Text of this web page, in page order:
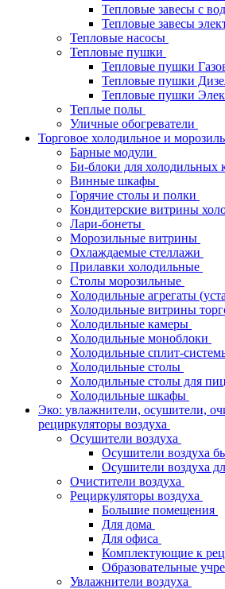
Тепловые завесы с
Тепловые завесы
Тепловые насосы
Тепловые пушки
Тепловые пушки
Тепловые пушки
Тепловые пушки
Теплые полы
Уличные обогреватели
Торговое холодильное и
Барные модули
Би-блоки для холодильных
Винные шкафы
Горячие столы и полки
Кондитерские витрины
Лари-бонеты
Морозильные витрины
Охлаждаемые стеллажи
Прилавки холодильные
Столы морозильные
Холодильные агрегаты
Холодильные витрины
Холодильные камеры
Холодильные моноблоки
Холодильные сплит-
Холодильные столы
Холодильные столы для
Холодильные шкафы
Эко: увлажнители, осушители,
рециркуляторы воздуха
Осушители воздуха
Осушители воздуха
Осушители воздуха
Очистители воздуха
Рециркуляторы воздуха
Большие помещения
Для дома
Для офиса
Комплектующие к
Образовательные
Увлажнители воздуха